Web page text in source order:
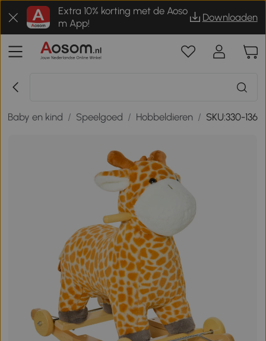
Extra 10% korting met de Aoso
m App!
Downloaden
Baby en kind / Speelgoed / Hobbeldieren / SKU:330-136